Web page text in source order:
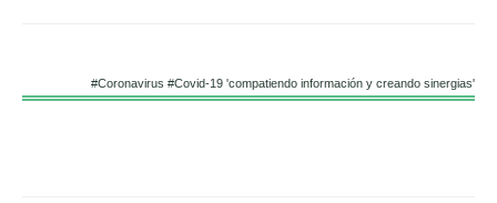
#Coronavirus #Covid-19 'compatiendo información y creando sinergias'